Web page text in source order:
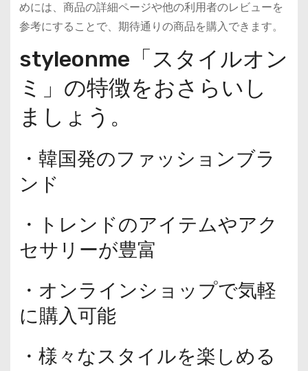
めには、商品の詳細ページや他の利用者のレビューを
参考にすることで、期待通りの商品を購入できます。
styleonme「スタイルオン
ミ」の特徴をおさらいし
ましょう。
・韓国発のファッションブラ
ンド
・トレンドのアイテムやアク
セサリーが豊富
・オンラインショップで気軽
に購入可能
・様々なスタイルを楽しめる